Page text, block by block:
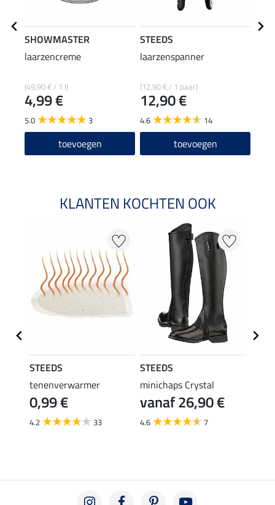
SHOWMASTER
laarzencreme
(49,90 € / 1 l)
4,99 €
5.0 3
toevoegen
STEEDS
laarzenspanner
(12,90 € / 1 paar)
12,90 €
4.6 14
toevoegen
KLANTEN KOCHTEN OOK
STEEDS
tenenverwarmer
0,99 €
4.2 33
STEEDS
minichaps Crystal
vanaf 26,90 €
4.6 7